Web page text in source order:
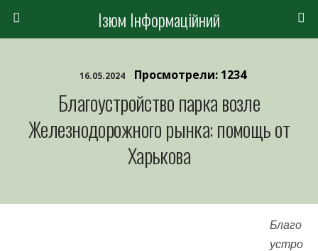
Ізюм Інформаційний
16.05.2024 Просмотрели: 1234
Благоустройство парка возле
Железнодорожного рынка: помощь от
Харькова
Благо
устро